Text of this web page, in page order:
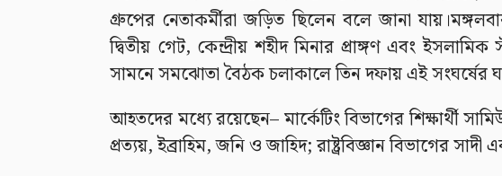
গ্রুপের নেতাকর্মীরা জড়িত ছিলেন বলে জানা
দ্বিতীয় গেট, কেন্দ্রীয় শহীদ মিনার প্রাঙ্গণ এবং
সামনে সমঝোতা বৈঠক চলাকালে তিন দফায় এই সংঘর্ষের
আহতদের মধ্যে রয়েছেন– মার্কেটিং বিভাগের শিক্ষার্থী
প্রত্যয়, ইব্রাহিম, জনি ও জাহিদ; রাষ্ট্রবিজ্ঞান বিভাগের সাদী